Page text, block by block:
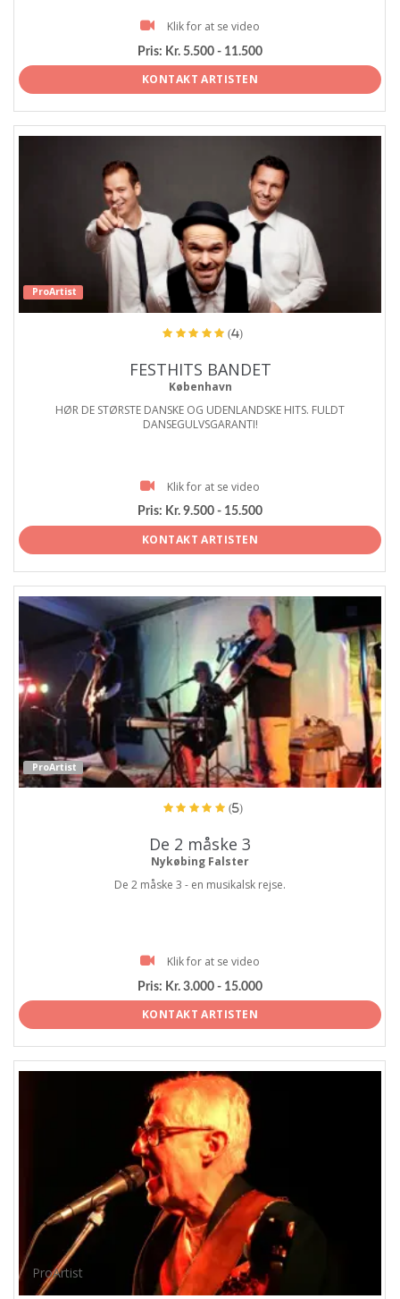
Klik for at se video
Pris: Kr. 5.500 - 11.500
KONTAKT ARTISTEN
ProArtist
(4)
FESTHITS BANDET
København
HØR DE STØRSTE DANSKE OG UDENLANDSKE HITS. FULDT
DANSEGULVSGARANTI!
Klik for at se video
Pris: Kr. 9.500 - 15.500
KONTAKT ARTISTEN
ProArtist
(5)
De 2 måske 3
Nykøbing Falster
De 2 måske 3 - en musikalsk rejse.
Klik for at se video
Pris: Kr. 3.000 - 15.000
KONTAKT ARTISTEN
ProArtist